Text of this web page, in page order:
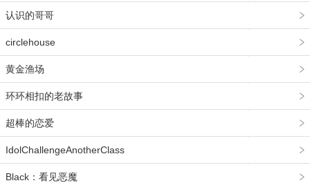
认识的哥哥
circlehouse
黄金渔场
环环相扣的老故事
超棒的恋爱
IdolChallengeAnotherClass
Black：看见恶魔